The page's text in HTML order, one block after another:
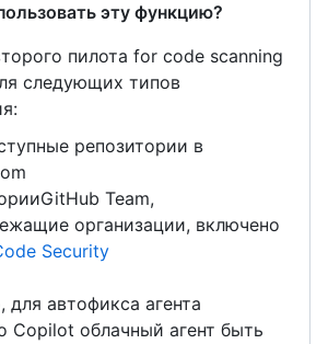
эту функцию?
пилота for code scanning
следующих типов
репозитории в
Team,
организации, включено
Security
для автофикса агента
Copilot облачный агент быть